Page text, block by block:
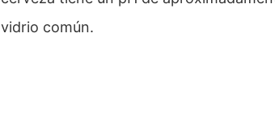
vidrio común.